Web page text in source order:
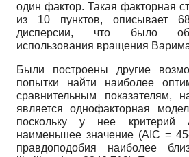
один фактор. Такая факторная
из 10 пунктов, описывает
дисперсии, что было
использования вращения
Были построены другие
попытки найти наиболее
сравнительным показателям,
является однофакторная
поскольку у нее критерий
наименьшее значение (AIC =
правдоподобия наиболее